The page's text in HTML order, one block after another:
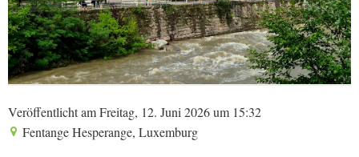
Veröffentlicht am Freitag, 12. Juni 2026 um 15:32
Fentange Hesperange, Luxemburg